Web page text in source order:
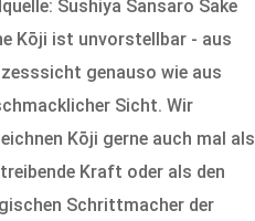
Sushiya Sansaro Sake
Kōji ist unvorstellbar - aus
genauso wie aus
Sicht. Wir
Kōji gerne auch mal als
Kraft oder als den
Schrittmacher der